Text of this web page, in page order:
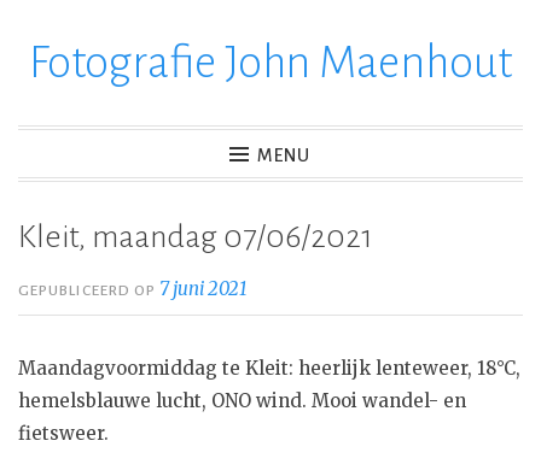
verderFotografie John Maenhout
MENU
Kleit, maandag 07/06/2021
GEPUBLICEERD OP 7 juni 2021
Maandagvoormiddag te Kleit: heerlijk lenteweer, 18°C,
hemelsblauwe lucht, ONO wind. Mooi wandel- en
fietsweer.